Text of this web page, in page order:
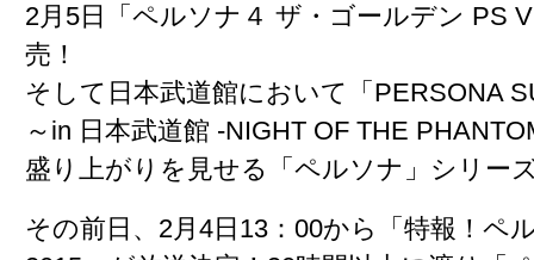
2月5日「ペルソナ４ ザ・ゴールデン PS
売！
そして日本武道館において「PERSONA
～in 日本武道館 -NIGHT OF THE
盛り上がりを見せる「ペルソナ」シリー
その前日、2月4日13：00から「特報！ペ